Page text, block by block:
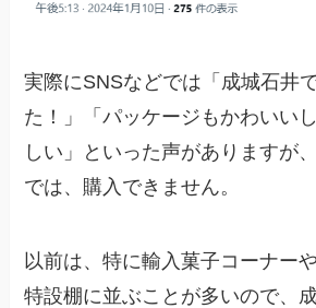
実際にSNSなどでは「成城石井
た！」「パッケージもかわいい
しい」といった声がありますが
では、購入できません。
以前は、特に輸入菓子コーナー
特設棚に並ぶことが多いので、